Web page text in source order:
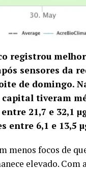
registrou
sensores da
de domingo.
tiveram
21,7 e 32,1
entre 6,1 e 13,5
menos focos de
elevado. Com